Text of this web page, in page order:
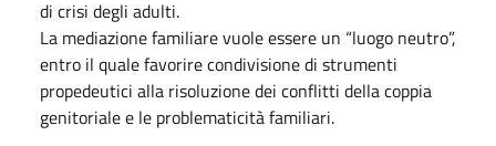
di crisi degli adulti.
La mediazione familiare vuole essere un “luogo neutro”,
entro il quale favorire condivisione di strumenti
propedeutici alla risoluzione dei conflitti della coppia
genitoriale e le problematicità familiari.